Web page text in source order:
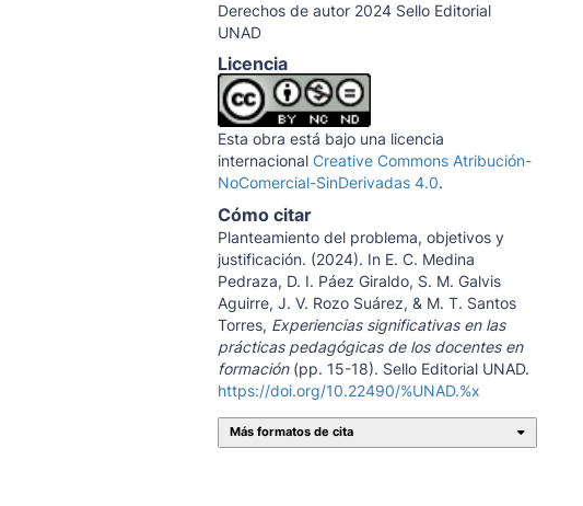
Derechos de autor 2024 Sello Editorial
UNAD
Licencia
Esta obra está bajo una licencia
internacional Creative Commons Atribución-
NoComercial-SinDerivadas 4.0.
Cómo citar
Planteamiento del problema, objetivos y
justificación. (2024). In E. C. Medina
Pedraza, D. I. Páez Giraldo, S. M. Galvis
Aguirre, J. V. Rozo Suárez, & M. T. Santos
Torres, Experiencias significativas en las
prácticas pedagógicas de los docentes en
formación(pp. 15-18). Sello Editorial UNAD.
https://doi.org/10.22490/%UNAD.%x
Más formatos de cita